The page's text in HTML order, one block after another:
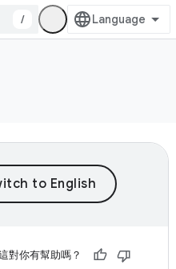
/
對你有幫助嗎？